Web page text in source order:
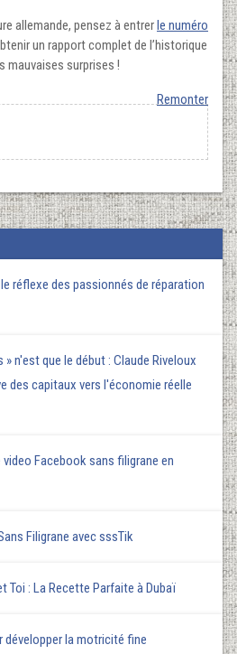
allemande, pensez à entrerle numéro
un rapport complet de l’historique
mauvaises surprises !
Remonter
réflexe des passionnés de réparation
n'est que le début : Claude Riveloux
des capitaux vers l'économie réelle
Facebook sans filigrane en
Filigrane avec sssTik
Toi : La Recette Parfaite à Dubaï
développer la motricité fine